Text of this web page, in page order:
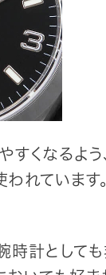
すくなるよ
れています。
時計として